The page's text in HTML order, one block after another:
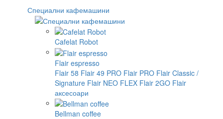
Специални кафемашини
Cafelat Robot
Flair espresso
Flair 58 Flair 49 PRO Flair PRO Flair Classic /
Signature Flair NEO FLEX Flair 2GO Flair
аксесоари
Bellman coffee